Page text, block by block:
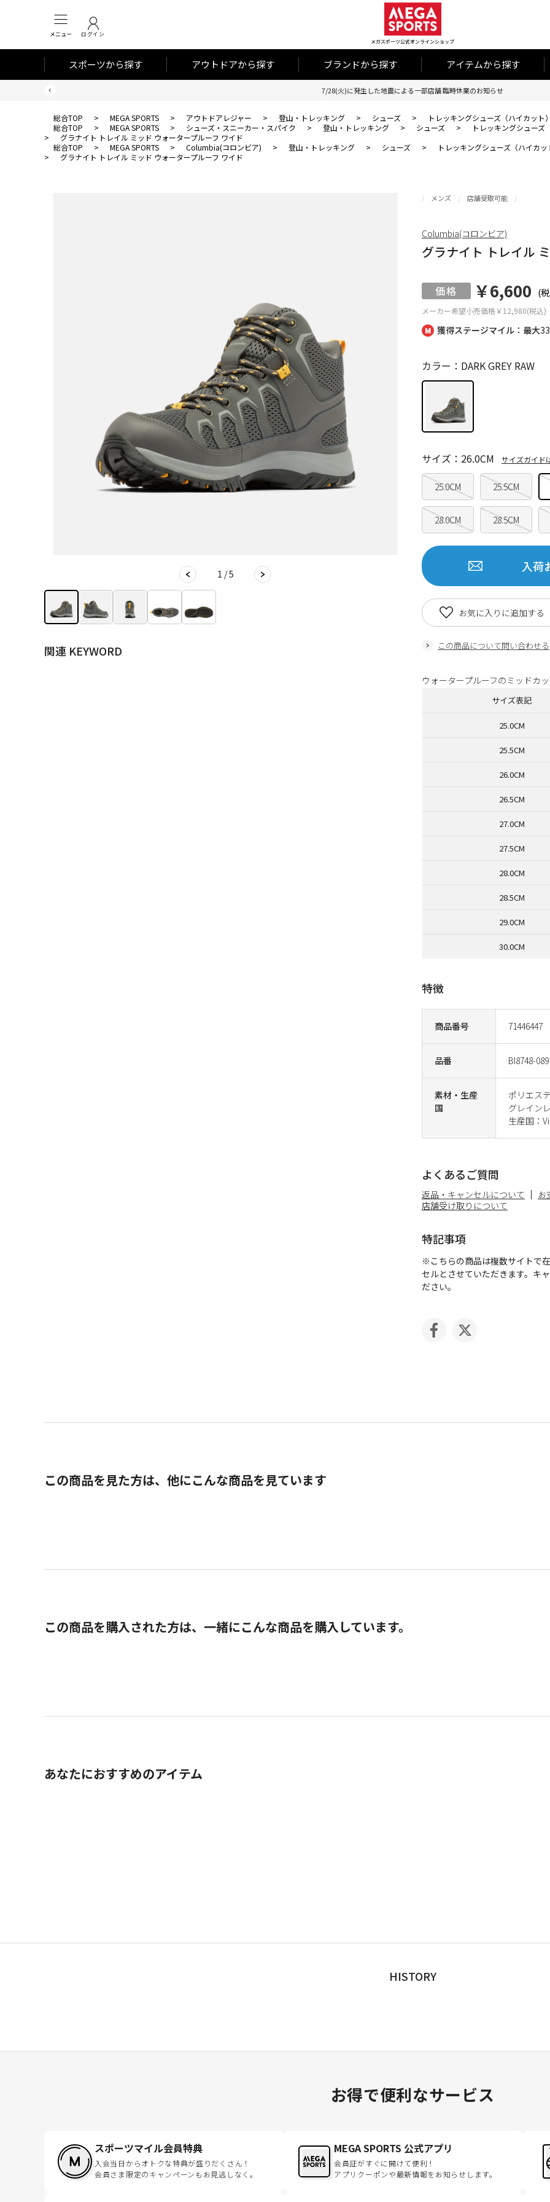
メニュー ログイン
メガスポーツ公式オンラインショップ
スポーツから探す アウトドアから探す ブランドから探す アイテムから探す
7/28(火)に発生した地震による一部店舗 臨時休業のお知らせ
総合TOP > MEGA SPORTS > アウトドアレジャー > 登山・トレッキング > シューズ > トレッキングシューズ（ハイカット）
総合TOP
> MEGA SPORTS > シューズ・スニーカー・スパイク > 登山・トレッキング > シューズ >
トレッキングシューズ
>
グラナイト トレイル ミッド ウォータープルーフ ワイド
総合TOP
> MEGA SPORTS > Columbia(コロンビア) > 登山・トレッキング > シューズ >
トレッキングシューズ（ハイカッ
>
グラナイト トレイル ミッド ウォータープルーフ ワイド
1 / 5
関連 KEYWORD
獲得ステージマイル：最大
メンズ 店舗受取可能
グラナイト トレイル
メーカー希望小売価格￥12,980(税込)
￥6,600 (
商品番号 71446447
品番 BI8748-089
素材・生産
国
ポリエス
グレイン
生産国：
カラー：DARK GREY RAW
25.0CM 25.5CM
28.0CM 28.5CM
サイズ：26.0CM サイズガイド
入荷
この商品について問い合わせる
お気に入りに追加する
Columbia(コロンビア)
ウォータープルーフのミッドカ
特徴
よくあるご質問
返品・キャンセルについて お
店舗受け取りについて
特記事項
※こちらの商品は複数サイトで
セルとさせていただきます。キ
ださい。
サイズ表記
25.0CM
25.5CM
26.0CM
26.5CM
27.0CM
27.5CM
28.0CM
28.5CM
29.0CM
30.0CM
この商品を見た方は、他にこんな商品を見ています
この商品を購入された方は、一緒にこんな商品を購入しています。
あなたにおすすめのアイテム
HISTORY
お得で便利なサービス
スポーツマイル会員特典
入会当日からオトクな特典が盛りだくさん！
会員さま限定のキャンペーンもお見逃しなく。
MEGA SPORTS 公式アプリ
会員証がすぐに開けて便利！
アプリクーポンや最新情報をお知らせします。